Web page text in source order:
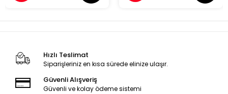
Hızlı Teslimat
Siparişleriniz en kısa sürede elinize ulaşır.
Güvenli Alışveriş
Güvenli ve kolay ödeme sistemi